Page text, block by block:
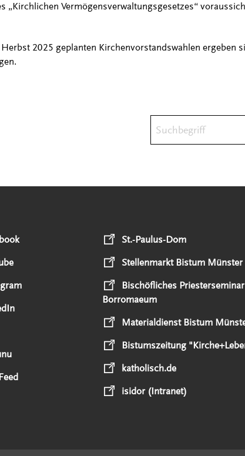
„Kirchlichen Vermögensverwaltungsgesetzes“
2025 geplanten Kirchenvorstandswahlen ergeben
St.-Paulus-Dom
Stellenmarkt Bistum Münster
Bischöfliches Priesterseminar
Borromaeum
Materialdienst Bistum
Bistumszeitung
katholisch.de
isidor (Intranet)